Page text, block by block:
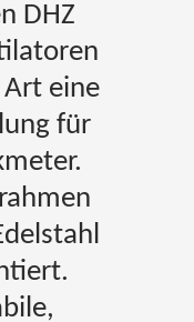
DHZ
eine
für